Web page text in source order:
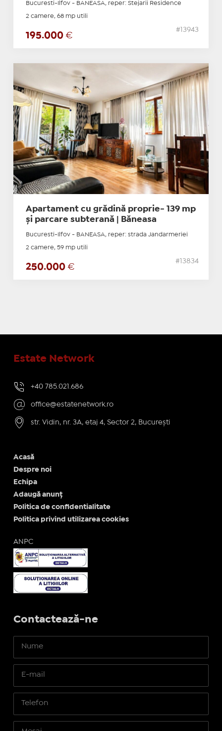
Bucuresti-Ilfov - BANEASA, reper: Stejarii Residence
2 camere, 68 mp utili
195.000 €
#13943
Apartament cu grădină proprie- 139 mp
și parcare subterană | Băneasa
Bucuresti-Ilfov - BANEASA, reper: strada Jandarmeriei
2 camere, 59 mp utili
250.000 €
#13834
Estate Network
+40 785.021.686
office@estatenetwork.ro
str. Vidin, nr. 3A, etaj 4, Sector 2, București
Acasă
Despre noi
Echipa
Adaugă anunț
Politica de confidentialitate
Politica privind utilizarea cookies
ANPC
Contactează-ne